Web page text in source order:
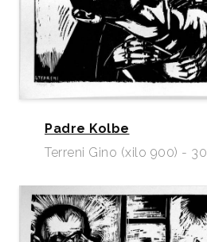
Padre Kolbe
Terreni Gino (xilo 900) - 30